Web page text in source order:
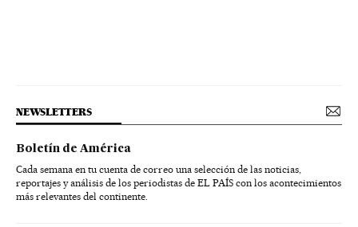
NEWSLETTERS
Boletín de América
Cada semana en tu cuenta de correo una selección de las noticias,
reportajes y análisis de los periodistas de EL PAÍS con los acontecimientos
más relevantes del continente.